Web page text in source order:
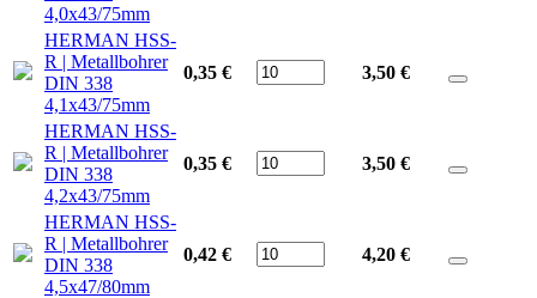
4,0x43/75mm
HERMAN HSS-
R | Metallbohrer
DIN 338
4,1x43/75mm
0,35 € 3,50 €
HERMAN HSS-
R | Metallbohrer
DIN 338
4,2x43/75mm
0,35 € 3,50 €
HERMAN HSS-
R | Metallbohrer
DIN 338
4,5x47/80mm
0,42 € 4,20 €